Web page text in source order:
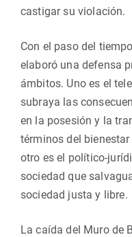
castigar su violación.
Con el paso del
elaboró una defensa
ámbitos. Uno es el
subraya las
en la posesión y la
términos del
otro es el político-
sociedad que
sociedad justa y libre.
La caída del Muro de